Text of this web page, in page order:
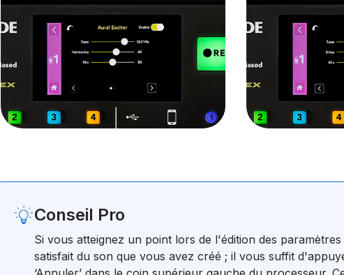
Conseil Pro
Si vous atteignez un point lors de l'édition des
satisfait du son que vous avez créé ; il vous suffit